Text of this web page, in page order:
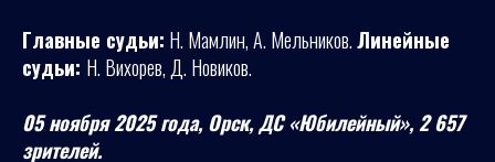
Главные судьи: Н. Мамлин, А. Мельников.Линейные
судьи: Н. Вихорев, Д. Новиков.
05 ноября 2025 года, Орск, ДС «Юбилейный», 2 657
зрителей.